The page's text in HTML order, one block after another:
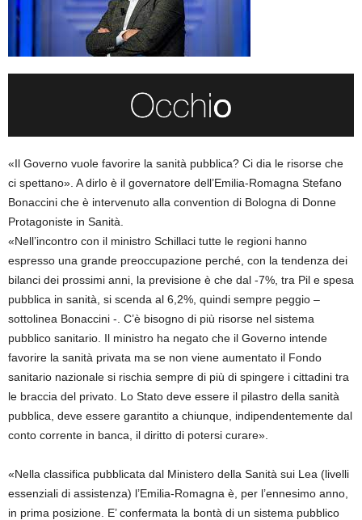
«Il Governo vuole favorire la sanità pubblica? Ci dia le risorse che
ci spettano». A dirlo è il governatore dell’Emilia-Romagna Stefano
Bonaccini che è intervenuto alla convention di Bologna di Donne
Protagoniste in Sanità.
«Nell’incontro con il ministro Schillaci tutte le regioni hanno
espresso una grande preoccupazione perché, con la tendenza dei
bilanci dei prossimi anni, la previsione è che dal -7%, tra Pil e spesa
pubblica in sanità, si scenda al 6,2%, quindi sempre peggio –
sottolinea Bonaccini -. C’è bisogno di più risorse nel sistema
pubblico sanitario. Il ministro ha negato che il Governo intende
favorire la sanità privata ma se non viene aumentato il Fondo
sanitario nazionale si rischia sempre di più di spingere i cittadini tra
le braccia del privato. Lo Stato deve essere il pilastro della sanità
pubblica, deve essere garantito a chiunque, indipendentemente dal
conto corrente in banca, il diritto di potersi curare».
«Nella classifica pubblicata dal Ministero della Sanità sui Lea (livelli
essenziali di assistenza) l’Emilia-Romagna è, per l’ennesimo anno,
in prima posizione. E’ confermata la bontà di un sistema pubblico